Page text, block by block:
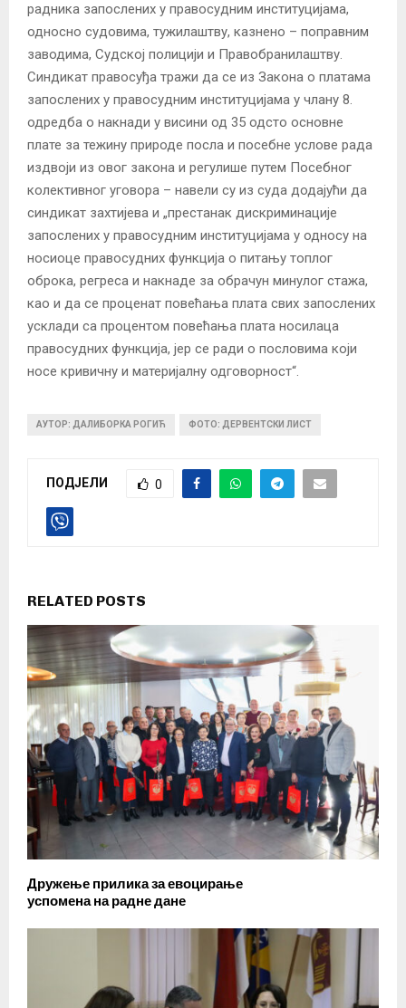
радника запослених у правосудним институцијама,
односно судовима, тужилаштву, казнено – поправним
заводима, Судској полицији и Правобранилаштву.
Синдикат правосуђа тражи да се из Закона о платама
запослених у правосудним институцијама у члану 8.
одредба о накнади у висини од 35 одсто основне
плате за тежину природе посла и посебне услове рада
издвоји из овог закона и регулише путем Посебног
колективног уговора – навели су из суда додајући да
синдикат захтијева и „престанак дискриминације
запослених у правосудним институцијама у односу на
носиоце правосудних функција о питању топлог
оброка, регреса и накнаде за обрачун минулог стажа,
као и да се проценат повећања плата свих запослених
усклади са процентом повећања плата носилаца
правосудних функција, јер се ради о пословима који
носе кривичну и материјалну одговорност“.
АУТОР: ДАЛИБОРКА РОГИЋ ФОТО: ДЕРВЕНТСКИ ЛИСТ
ПОДЈЕЛИ 0
RELATED POSTS
Дружење прилика за евоцирање
успомена на радне дане